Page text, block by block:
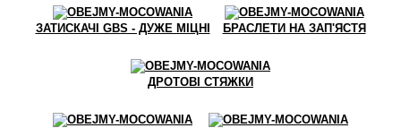
ЗАТИСКАЧІ GBS - ДУЖЕ МІЦНІ БРАСЛЕТИ НА ЗАП'ЯСТЯ
ДРОТОВІ СТЯЖКИ